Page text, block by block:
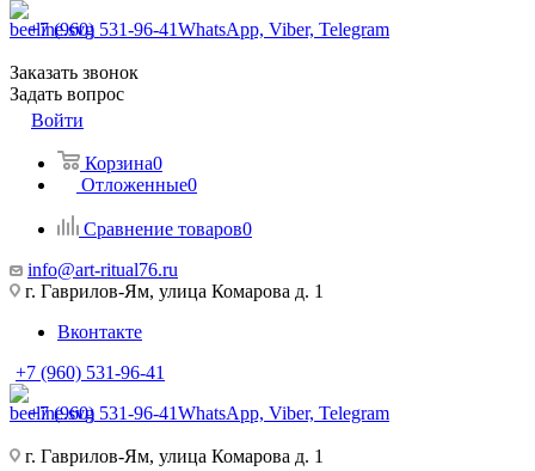
+7 (960) 531-96-41WhatsApp, Viber, Telegram
Заказать звонок
Задать вопрос
Войти
Корзина0
Отложенные0
Сравнение товаров0
info@art-ritual76.ru
г. Гаврилов-Ям, улица Комарова д. 1
Вконтакте
+7 (960) 531-96-41
+7 (960) 531-96-41WhatsApp, Viber, Telegram
г. Гаврилов-Ям, улица Комарова д. 1